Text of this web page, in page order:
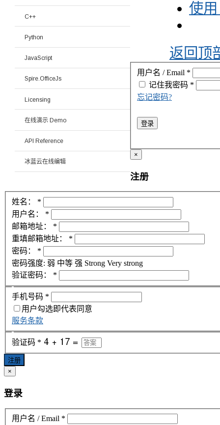
使
返回顶
C++
Python
JavaScript
Spire.OfficeJs
Licensing
在线演示 Demo
API Reference
冰蓝云在线编辑
用户名 / Email *
密码 *
记住我
忘记密码?
登录
×
注册
姓名：
*
用户名：
*
邮箱地址：
*
重填邮箱地址：
*
密码：
*
密码强度: 弱 中等 强 Strong Very strong
验证密码：
*
手机号码 *
用户勾选即代表同意
服务条款
验证码 *
注册
×
登录
用户名 / Email *